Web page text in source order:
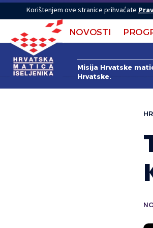
Korištenjem ove stranice prihvaćate
NOVOSTI
Misija Hrvatske
Hrvatske.